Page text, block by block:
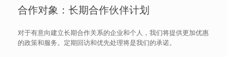
合作对象：长期合作伙伴计划
对于有意向建立长期合作关系的企业和个人，我们将提供更加优惠
的政策和服务。定期回访和优先处理将是我们的承诺。